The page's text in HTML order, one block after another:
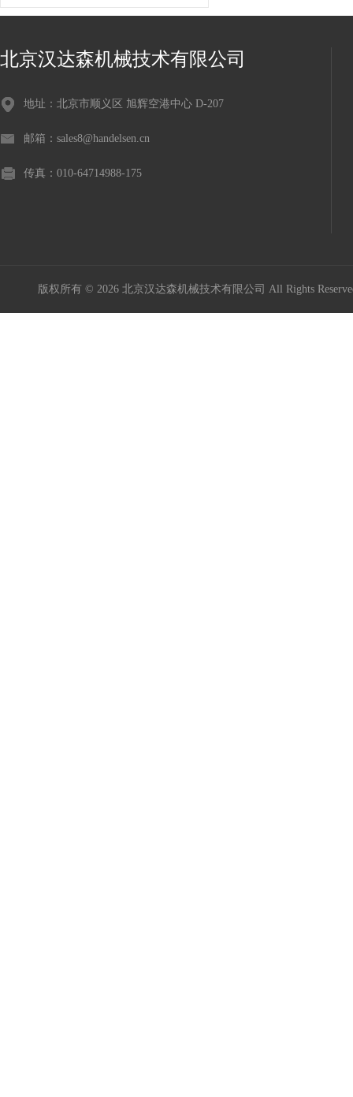
北京汉达森机械技术有限公司
地址：北京市顺义区 旭辉空港中心 D-207
邮箱：sales8@handelsen.cn
传真：010-64714988-175
版权所有 © 2026 北京汉达森机械技术有限公司 All Rights